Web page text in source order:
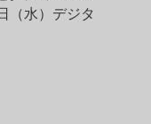
（水）デジタ